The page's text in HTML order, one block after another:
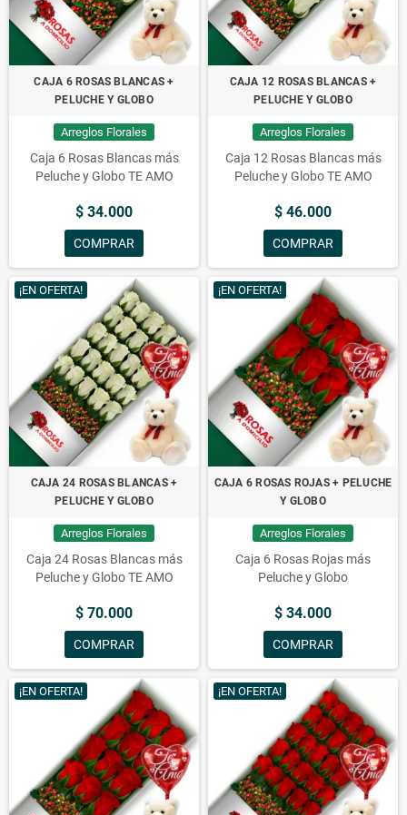
ocasión. Flores para aniversarios, condolencias, amor, cumpleaños,
conquistas, nacimientos y mucho más.
Arreglos Florales a domicilio en San Bernardo,
Envío de arreglos florales en San Bernardo,
Flores a domicilio en San Bernardo
CAJA 6 ROSAS BLANCAS +
PELUCHE Y GLOBO
Arreglos Florales
Caja 6 Rosas Blancas más
Peluche y Globo TE AMO
$ 34.000
COMPRAR
CAJA 12 ROSAS BLANCAS +
PELUCHE Y GLOBO
Arreglos Florales
Caja 12 Rosas Blancas más
Peluche y Globo TE AMO
$ 46.000
COMPRAR
¡EN OFERTA!
CAJA 24 ROSAS BLANCAS +
PELUCHE Y GLOBO
Arreglos Florales
Caja 24 Rosas Blancas más
Peluche y Globo TE AMO
$ 70.000
COMPRAR
¡EN OFERTA!
CAJA 6 ROSAS ROJAS + PELUCHE
Y GLOBO
Arreglos Florales
Caja 6 Rosas Rojas más
Peluche y Globo
$ 34.000
COMPRAR
¡EN OFERTA! ¡EN OFERTA!